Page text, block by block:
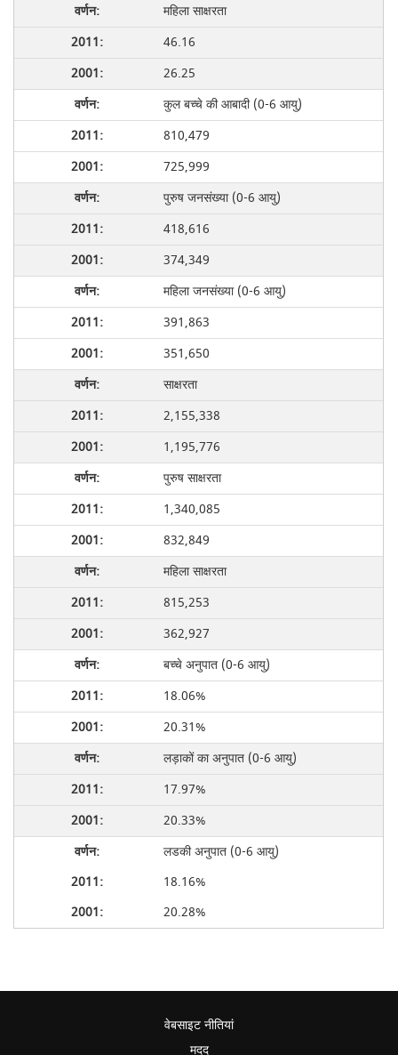
महिला साक्षरता
46.16
26.25
कुल बच्चे की आबादी (0-6 आयु)
810,479
725,999
पुरुष जनसंख्या (0-6 आयु)
418,616
374,349
महिला जनसंख्या (0-6 आयु)
391,863
351,650
साक्षरता
2,155,338
1,195,776
पुरुष साक्षरता
1,340,085
832,849
महिला साक्षरता
815,253
362,927
बच्चे अनुपात (0-6 आयु)
18.06%
20.31%
लड़ाकों का अनुपात (0-6 आयु)
17.97%
20.33%
लडकी अनुपात (0-6 आयु)
18.16%
20.28%
वेबसाइट नीतियां
मदद